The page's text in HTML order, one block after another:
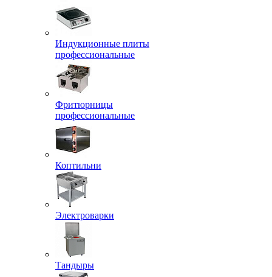
Индукционные плиты
профессиональные
Фритюрницы
профессиональные
Коптильни
Электроварки
Тандыры